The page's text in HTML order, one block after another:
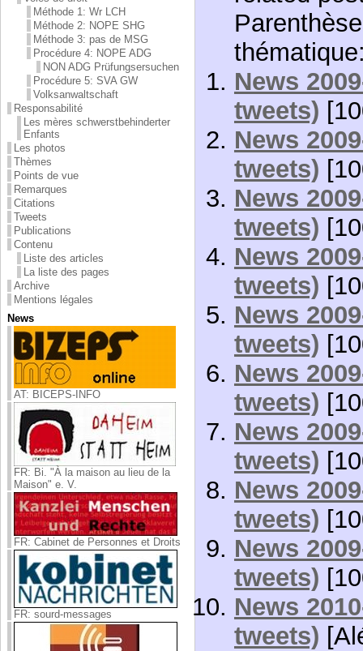
Méthode 1: Wr LCH
Méthode 2: NOPE SHG
Méthode 3: pas de MSG
Procédure 4: NOPE ADG
NON ADG Prüfungsersuchen
Procédure 5: SVA GW
Volksanwaltschaft
Responsabilité
Les mères schwerstbehinderter
Enfants
Les photos
Thèmes
Points de vue
Remarques
Citations
Tweets
Publications
Contenu
Liste des articles
La liste des pages
Archive
Mentions légales
News
AT: BICEPS-INFO
FR: Bi. "À la maison au lieu de la
Maison" e. V.
FR: Cabinet de Personnes et Droits
FR: sourd-messages
News
tweets)
News
tweets)
News
tweets)
News
tweets)
News
tweets)
News
tweets)
News
tweets)
News
tweets)
News
tweets)
News
tweets)